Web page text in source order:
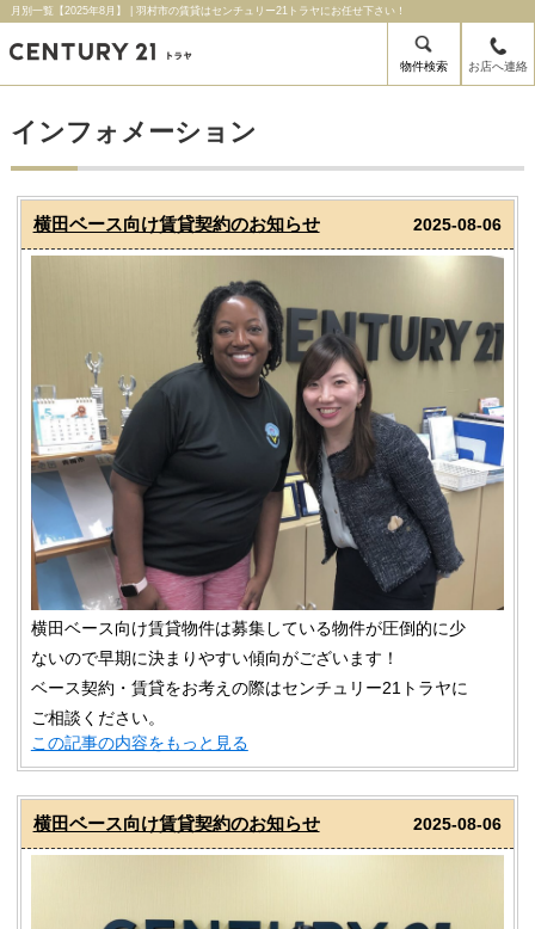
月別一覧【2025年8月】 | 羽村市の賃貸はセンチュリー21トラヤにお任せ下さい！
物件検索 お店へ連絡
インフォメーション
横田ベース向け賃貸契約のお知らせ 2025-08-06
横田ベース向け賃貸物件は募集している物件が圧倒的に少
ないので早期に決まりやすい傾向がございます！
ベース契約・賃貸をお考えの際はセンチュリー21トラヤに
ご相談ください。
この記事の内容をもっと見る
横田ベース向け賃貸契約のお知らせ 2025-08-06